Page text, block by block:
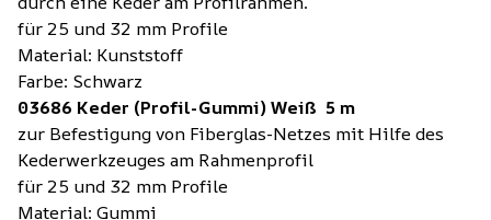
für 25 und 32 mm Profile
Material: Kunststoff
Farbe: Schwarz
03686 Keder (Profil-Gummi) Weiß 5 m
zur Befestigung von Fiberglas-Netzes mit Hilfe des
Kederwerkzeuges am Rahmenprofil
für 25 und 32 mm Profile
Material: Gummi